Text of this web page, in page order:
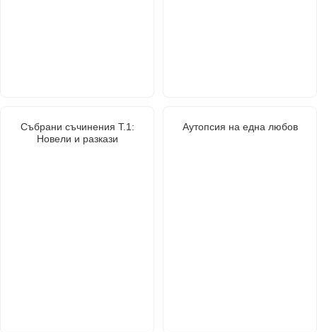
Събрани съчинения Т.1:
Новели и разкази
Аутопсия на една любов